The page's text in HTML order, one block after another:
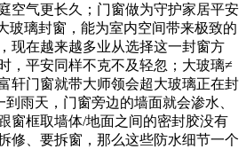
空气更长久；门窗做为守护家居平安
玻璃封窗，能为室内空间带来极致的
现在越来越多业从选择这一封窗方
，平安同样不克不及轻忽；大玻璃≠
轩门窗就带大师领会超大玻璃正在封
雨天，门窗旁边的墙面就会渗水、
窗框取墙体/地面之间的密封胶没有
修、要拆窗，那么这些防水细节一个